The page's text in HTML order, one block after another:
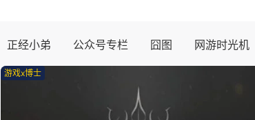
正经小弟 公众号专栏 囧图 网游时光机
游戏x博士